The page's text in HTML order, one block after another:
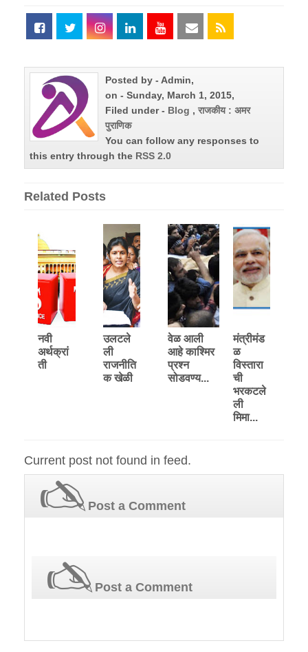
Posted by - Admin,
on - Sunday, March 1, 2015,
Filed under - Blog , राजकीय : अमर
पुराणिक
You can follow any responses to
this entry through the RSS 2.0
Related Posts
नवी
अर्थक्रां
ती
उलटले
ली
राजनीति
क खेळी
वेळ आली
आहे काश्मिर
प्रश्‍न
सोडवण्य...
मंत्रीमंड
ळ
विस्तारा
ची
भरकटले
ली
मिमा...
Current post not found in feed.
Post a Comment
Post a Comment